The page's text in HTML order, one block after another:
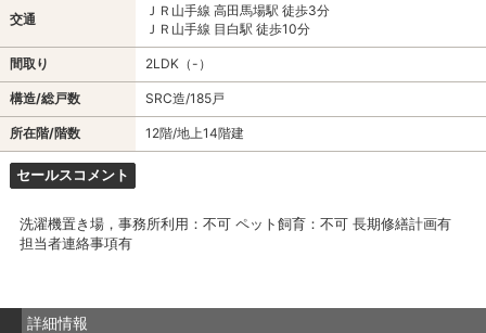
交通
ＪＲ山手線 高田馬場駅 徒歩3分
ＪＲ山手線 目白駅 徒歩10分
間取り 2LDK（-）
構造/総戸数 SRC造/185戸
所在階/階数 12階/地上14階建
セールスコメント
洗濯機置き場，事務所利用：不可 ペット飼育：不可 長期修繕計画有
担当者連絡事項有
詳細情報